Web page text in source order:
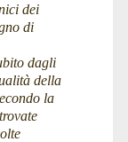
dei
di
dagli
della
la